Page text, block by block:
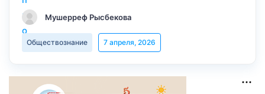
Мушерреф Рысбекова
Обществознание 7 апреля, 2026